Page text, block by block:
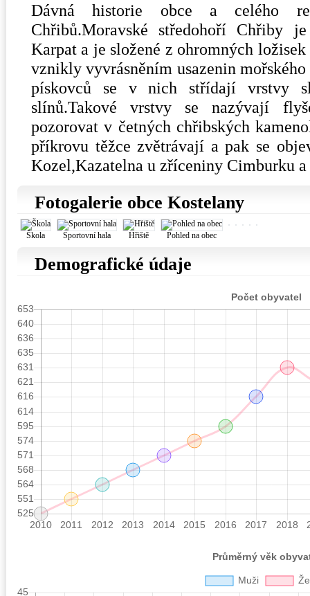
Dávná historie obce a celého
Chřibů.Moravské středohoří Chřiby
Karpat a je složené z ohromných
vznikly vyvrásněním usazenin
pískovců se v nich střídají vrstvy
slínů.Takové vrstvy se nazývají
pozorovat v četných chřibských
příkrovu těžce zvětrávají a pak se
Kozel,Kazatelna u zříceniny Cimburku
Fotogalerie obce Kostelany
Škola Sportovní hala Hřiště Pohled na obec
Demografické údaje